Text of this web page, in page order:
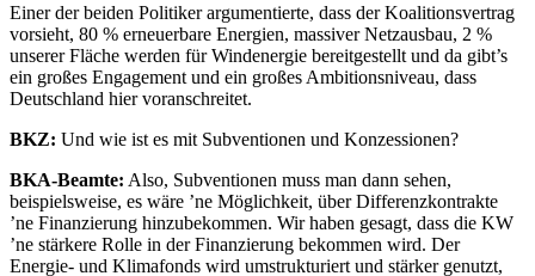
Einer der beiden Politiker argumentierte, dass der Koalitionsvertrag
vorsieht, 80 % erneuerbare Energien, massiver Netzausbau, 2 %
unserer Fläche werden für Windenergie bereitgestellt und da gibt’s
ein großes Engagement und ein großes Ambitionsniveau, dass
Deutschland hier voranschreitet.
BKZ: Und wie ist es mit Subventionen und Konzessionen?
BKA-Beamte: Also, Subventionen muss man dann sehen,
beispielsweise, es wäre ’ne Möglichkeit, über Differenzkontrakte
’ne Finanzierung hinzubekommen. Wir haben gesagt, dass die KW
’ne stärkere Rolle in der Finanzierung bekommen wird. Der
Energie- und Klimafonds wird umstrukturiert und stärker genutzt,